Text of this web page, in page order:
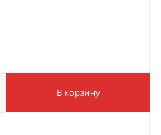
В корзину